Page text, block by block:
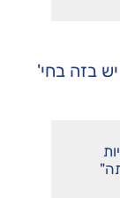
בזה בחי'